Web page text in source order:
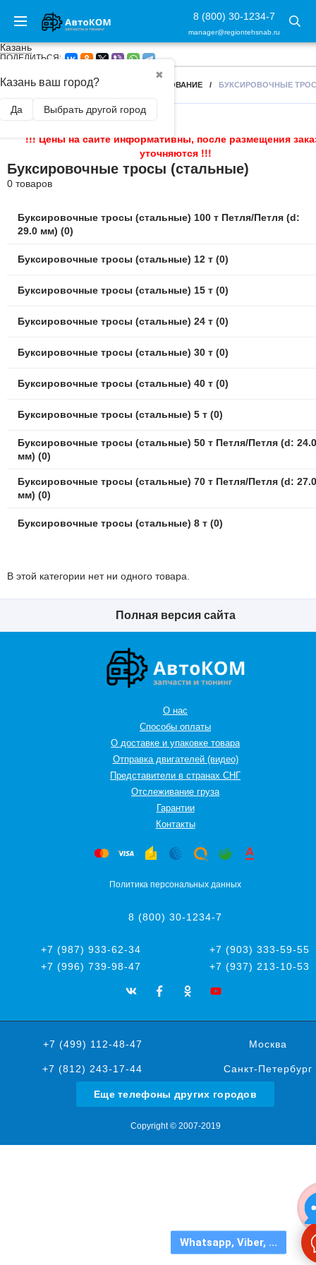
8 (800) 30-1234-7
manager@regiontehsnab.ru
Казань
✖
Казань ваш город?
Да Выбрать другой город
ПОДЕЛИТЬСЯ:
ГЛАВНАЯ / БУКСИРОВОЧНОЕ ОБОРУДОВАНИЕ / БУКСИРОВОЧНЫЕ
!!! Цены на сайте информативны, после размещения
уточняются !!!
Буксировочные тросы (стальные)
0 товаров
Буксировочные тросы (стальные) 100 т Петля/Петля (d:
29.0 мм) (0)
Буксировочные тросы (стальные) 12 т (0)
Буксировочные тросы (стальные) 15 т (0)
Буксировочные тросы (стальные) 24 т (0)
Буксировочные тросы (стальные) 30 т (0)
Буксировочные тросы (стальные) 40 т (0)
Буксировочные тросы (стальные) 5 т (0)
Буксировочные тросы (стальные) 50 т Петля/Петля (d: 24.0
мм) (0)
Буксировочные тросы (стальные) 70 т Петля/Петля (d: 27.0
мм) (0)
Буксировочные тросы (стальные) 8 т (0)
В этой категории нет ни одного товара.
Whatsapp, Viber, ...
Полная версия сайта
О нас
Способы оплаты
О доставке и упаковке товара
Отправка двигателей (видео)
Представители в странах СНГ
Oтслеживание груза
Гарантии
Контакты
Политика персональных данных
8 (800) 30-1234-7
+7 (987) 933-62-34
+7 (903) 333-59-55
+7 (996) 739-98-47
+7 (937) 213-10-53
+7 (499) 112-48-47 Москва
+7 (812) 243-17-44 Санкт-Петербург
Еще телефоны других городов
Copyright © 2007-2019